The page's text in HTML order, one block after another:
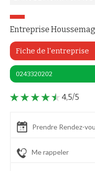
Entreprise
Fiche de l'entreprise
0243320202
4,5/5
Prendre Rendez-
Me rappeler